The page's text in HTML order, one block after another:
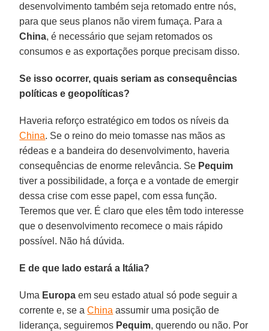
desenvolvimento também seja retomado entre nós,
para que seus planos não virem fumaça. Para a
China, é necessário que sejam retomados os
consumos e as exportações porque precisam disso.
Se isso ocorrer, quais seriam as consequências
políticas e geopolíticas?
Haveria reforço estratégico em todos os níveis da
China. Se o reino do meio tomasse nas mãos as
rédeas e a bandeira do desenvolvimento, haveria
consequências de enorme relevância. Se Pequim
tiver a possibilidade, a força e a vontade de emergir
dessa crise com esse papel, com essa função.
Teremos que ver. É claro que eles têm todo interesse
que o desenvolvimento recomece o mais rápido
possível. Não há dúvida.
E de que lado estará a Itália?
Uma Europa em seu estado atual só pode seguir a
corrente e, se aChina assumir uma posição de
liderança, seguiremos Pequim, querendo ou não. Por